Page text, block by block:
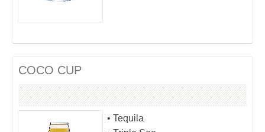
COCO CUP
• Tequila